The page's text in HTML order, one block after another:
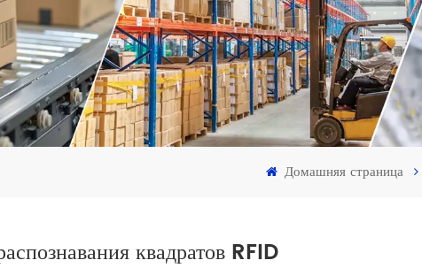
Домашняя страница
квадратов RFID